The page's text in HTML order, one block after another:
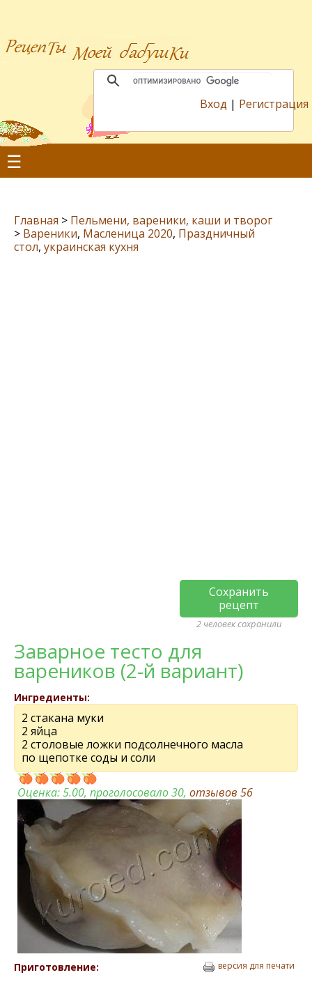
Вход | Регистрация
☰
Главная > Пельмени, вареники, каши и творог
> Вареники, Масленица 2020, Праздничный
стол, украинская кухня
Сохранить
рецепт
2 человек сохранили
Заварное тесто для
вареников (2-й вариант)
Ингредиенты:
2 стакана муки
2 яйца
2 столовые ложки подсолнечного масла
по щепотке соды и соли
Оценка:5.00, проголосовало 30, отзывов 56
Приготовление: версия для печати